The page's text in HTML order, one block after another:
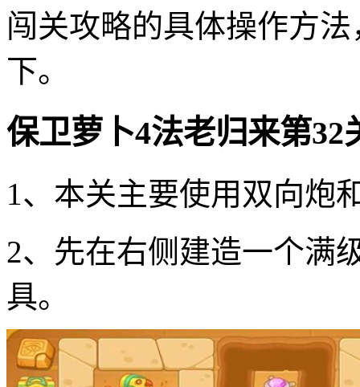
闯关攻略的具体操作方
下。
保卫萝卜4法老归来第32
1、本关主要使用双向炮
2、先在右侧建造一个满
具。